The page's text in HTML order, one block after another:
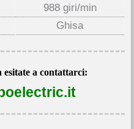
988 giri/min
Ghisa
esitate a contattarci: